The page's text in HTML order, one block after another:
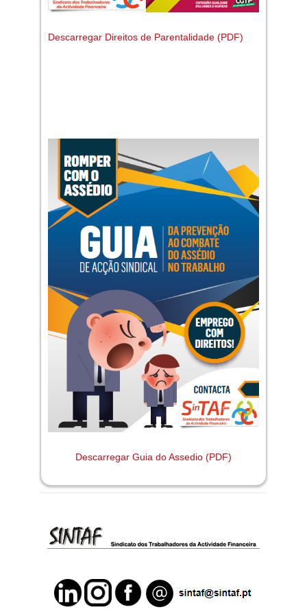
Descarregar Direitos de Parentalidade (PDF)
Descarregar Guia do Assedio (PDF)